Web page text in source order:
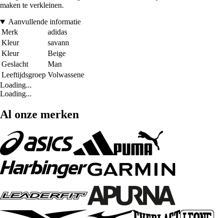
maken te verkleinen.
Aanvullende informatie
Merk
adidas
Kleur
savann
Kleur
Beige
Geslacht
Man
Leeftijdsgroep Volwassene
Loading...
Loading...
Al onze merken